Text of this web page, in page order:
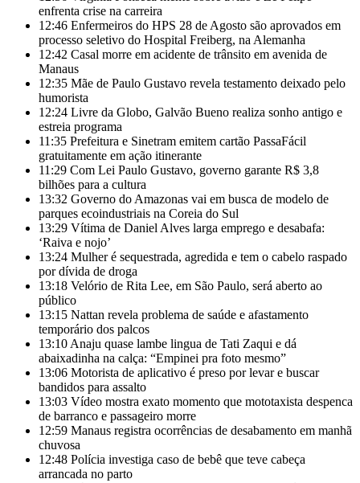
enfrenta crise na carreira
12:46 Enfermeiros do HPS 28 de Agosto são aprovados em
processo seletivo do Hospital Freiberg, na Alemanha
12:42 Casal morre em acidente de trânsito em avenida de
Manaus
12:35 Mãe de Paulo Gustavo revela testamento deixado pelo
humorista
12:24 Livre da Globo, Galvão Bueno realiza sonho antigo e
estreia programa
11:35 Prefeitura e Sinetram emitem cartão PassaFácil
gratuitamente em ação itinerante
11:29 Com Lei Paulo Gustavo, governo garante R$ 3,8
bilhões para a cultura
13:32 Governo do Amazonas vai em busca de modelo de
parques ecoindustriais na Coreia do Sul
13:29 Vítima de Daniel Alves larga emprego e desabafa:
‘Raiva e nojo’
13:24 Mulher é sequestrada, agredida e tem o cabelo raspado
por dívida de droga
13:18 Velório de Rita Lee, em São Paulo, será aberto ao
público
13:15 Nattan revela problema de saúde e afastamento
temporário dos palcos
13:10 Anaju quase lambe lingua de Tati Zaqui e dá
abaixadinha na calça: “Empinei pra foto mesmo”
13:06 Motorista de aplicativo é preso por levar e buscar
bandidos para assalto
13:03 Vídeo mostra exato momento que mototaxista despenca
de barranco e passageiro morre
12:59 Manaus registra ocorrências de desabamento em manhã
chuvosa
12:48 Polícia investiga caso de bebê que teve cabeça
arrancada no parto